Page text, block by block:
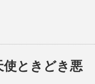
ときどき悪